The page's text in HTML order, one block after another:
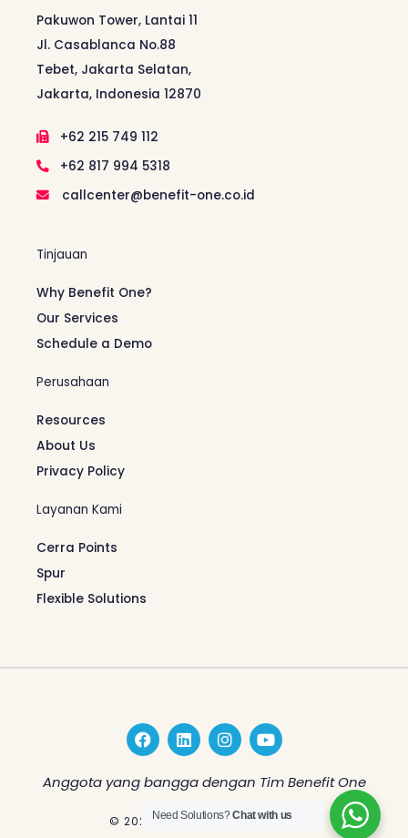
Pakuwon Tower, Lantai 11
Jl. Casablanca No.88
Tebet, Jakarta Selatan,
Jakarta, Indonesia 12870
+62 215 749 112
+62 817 994 5318
callcenter@benefit-one.co.id
Tinjauan
Why Benefit One?
Our Services
Schedule a Demo
Perusahaan
Resources
About Us
Privacy Policy
Layanan Kami
Cerra Points
Spur
Flexible Solutions
F
a
c
e
L
i
n
k
e
d
I
n
s
t
a
g
Y
o
u
t
b
Anggota yang bangga dengan Tim Benefit One
© 2026 Benefit One Indonesia
Need Solutions?Chat with us